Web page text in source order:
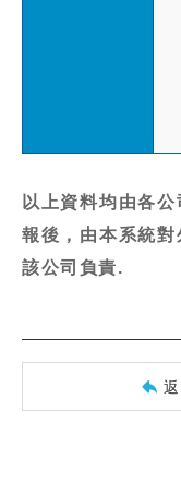
以上資料均由各
報後，由本系統
該公司負責.